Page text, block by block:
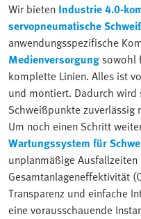
Wir bieten Industrie 4.0-
servopneumatische
anwendungsspezifische
Medienversorgung sowohl
komplette Linien. Alles ist
und montiert. Dadurch
Schweißpunkte zuverlässig
Um noch einen Schritt
Wartungssystem für
unplanmäßige
Gesamtanlageneffektivität
Transparenz und einfache
eine vorausschauende